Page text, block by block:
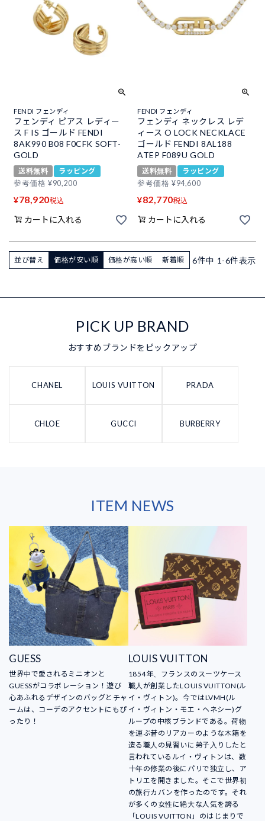
FENDI フェンディ
フェンディ ピアス レディー
ス F IS ゴールド FENDI
8AK990 B08 F0CFK SOFT-
GOLD
送料無料
ラッピング
参考価格 ¥90,200
¥78,920税込
カートに入れる
FENDI フェンディ
フェンディ ネックレス レデ
ィース O LOCK NECKLACE
ゴールド FENDI 8AL188
ATEP F089U GOLD
送料無料
ラッピング
参考価格 ¥94,600
¥82,770税込
カートに入れる
並び替え 価格が安い順 価格が高い順 新着順 6件中 1 -6件表示
PICK UP BRAND
おすすめブランドをピックアップ
CHANEL LOUIS VUITTON PRADA
CHLOE GUCCI BURBERRY
ITEM NEWS
GUESS
世界中で愛されるミニオンと
GUESSがコラボレーション！遊び
心あふれるデザインのバッグとチャ
ームは、コーデのアクセントにもぴ
ったり！
LOUIS VUITTON
1854年、フランスのスーツケース
職人が創業したLOUIS VUITTON(ル
イ・ヴィトン)。今ではLVMH(ル
イ・ヴィトン・モエ・ヘネシー)グ
ループの中核ブランドである。荷物
を運ぶ昔のリアカーのような木箱を
造る職人の見習いに弟子入りしたと
言われているルイ・ヴィトンは、数
十年の修業の後にパリで独立し、ア
トリエを開きました。そこで世界初
の旅行カバンを作ったのです。それ
が多くの女性に絶大な人気を誇る
「LOUIS VUITTON」のはじまりで